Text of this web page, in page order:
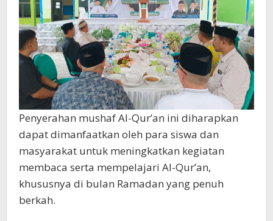
Penyerahan mushaf Al-Qur’an ini diharapkan
dapat dimanfaatkan oleh para siswa dan
masyarakat untuk meningkatkan kegiatan
membaca serta mempelajari Al-Qur’an,
khususnya di bulan Ramadan yang penuh
berkah.